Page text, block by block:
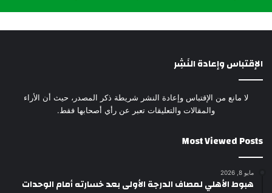
الإقتباس وإعادة النَشِر
لا مانع من الإقتباس وإعادة النشر شريطة ذكر المصدر، حيث أن الأراء
والمقالات والتعليقات تعبر عن رأي أصحابها فقط.
Most Viewed Posts
مايو 8, 2026
هبوط الأهلي لمصاف الدرجة الأولى بعد خسارته أمام الوحدات